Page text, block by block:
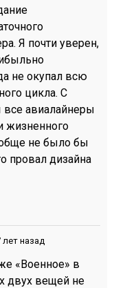
Я почти уверен,
не окупал всю
цикла. С
все авиалайнеры
жизненного
не было бы
провал дизайна
лет назад
«Военное» в
двух вещей не